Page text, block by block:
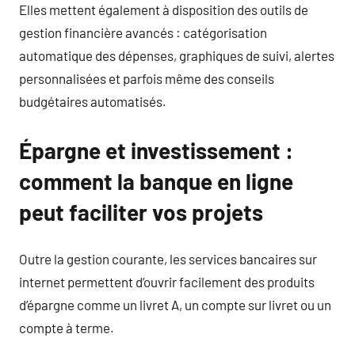
Elles mettent également à disposition des outils de
gestion financière avancés : catégorisation
automatique des dépenses, graphiques de suivi, alertes
personnalisées et parfois même des conseils
budgétaires automatisés.
Épargne et investissement :
comment la banque en ligne
peut faciliter vos projets
Outre la gestion courante, les services bancaires sur
internet permettent d’ouvrir facilement des produits
d’épargne comme un livret A, un compte sur livret ou un
compte à terme.